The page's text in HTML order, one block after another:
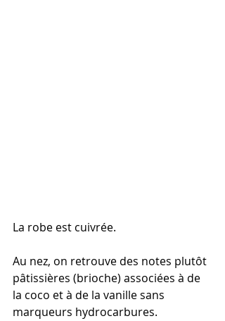
La robe est cuivrée.
Au nez, on retrouve des notes plutôt
pâtissières (brioche) associées à de
la coco et à de la vanille sans
marqueurs hydrocarbures.